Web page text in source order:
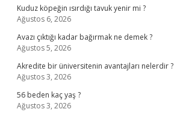
Kuduz köpeğin ısırdığı tavuk yenir mi ?
Ağustos 6, 2026
Avazı çıktığı kadar bağırmak ne demek ?
Ağustos 5, 2026
Akredite bir üniversitenin avantajları nelerdir ?
Ağustos 3, 2026
56 beden kaç yaş ?
Ağustos 3, 2026